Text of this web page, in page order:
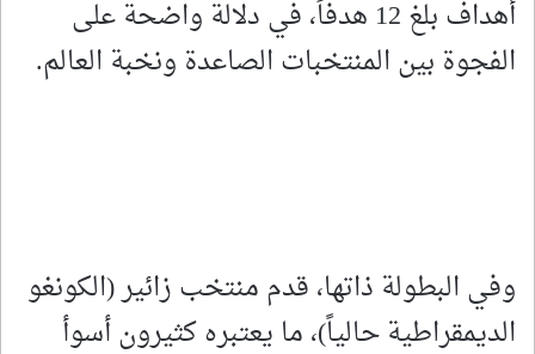
أهداف بلغ 12 هدفاً، في دلالة واضحة على
الفجوة بين المنتخبات الصاعدة ونخبة العالم.
وفي البطولة ذاتها، قدم منتخب زائير (الكونغو
الديمقراطية حالياً)، ما يعتبره كثيرون أسوأ